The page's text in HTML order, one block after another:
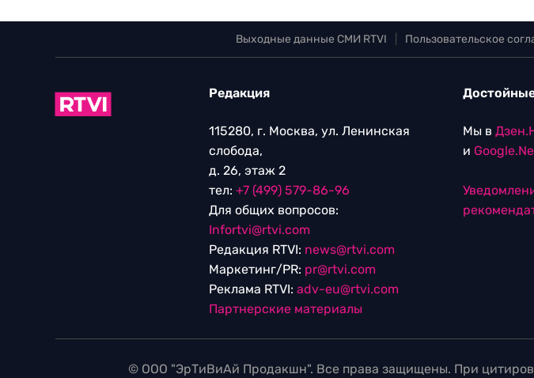
Выходные данные СМИ RTVI Пользовательское
Редакция
115280, г. Москва, ул. Ленинская
слобода,
д. 26, этаж 2
тел: +7 (499) 579-86-96
Для общих вопросов:
Infortvi@rtvi.com
Редакция RTVI: news@rtvi.com
Маркетинг/PR: pr@rtvi.com
Реклама RTVI: adv-eu@rtvi.com
Партнерские материалы
Мы в
и
© ООО "ЭрТиВиАй Продакшн". Все права защищены. При